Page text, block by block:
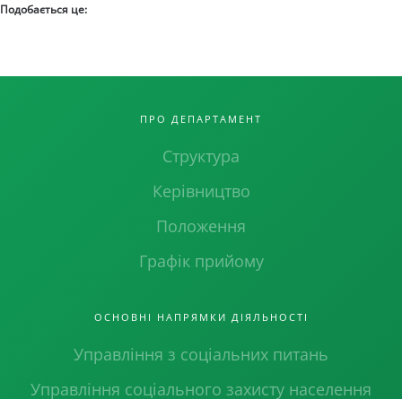
Подобається це:
ПРО ДЕПАРТАМЕНТ
Структура
Керівництво
Положення
Графік прийому
ОСНОВНІ НАПРЯМКИ ДІЯЛЬНОСТІ
Управління з соціальних питань
Управління соціального захисту населення